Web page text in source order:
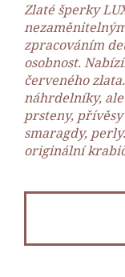
Zlaté šperky
zpracováním
osobnost.
červeného
náhrdelníky,
prsteny,
smaragdy,
originální